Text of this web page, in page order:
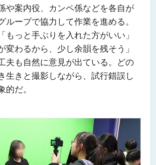
や案内役、カンペ係などを各自が
ループで協力して作業を進める。
もっと手ぶりを入れた方がいい」
変わるから、少し余韻を残そう」
夫も自然に意見が出ている。どの
生きと撮影しながら、試行錯誤し
的だ。